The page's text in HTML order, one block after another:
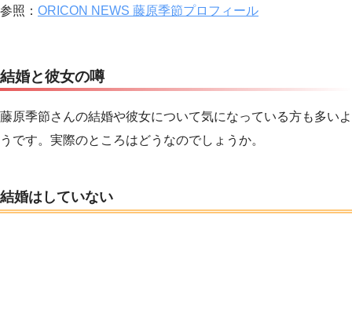
参照： ORICON NEWS 藤原季節プロフィール
結婚と彼女の噂
藤原季節さんの結婚や彼女について気になっている方も多いよ
うです。実際のところはどうなのでしょうか。
結婚はしていない